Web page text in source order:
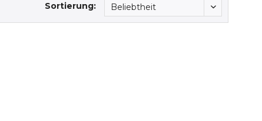
Sortierung: